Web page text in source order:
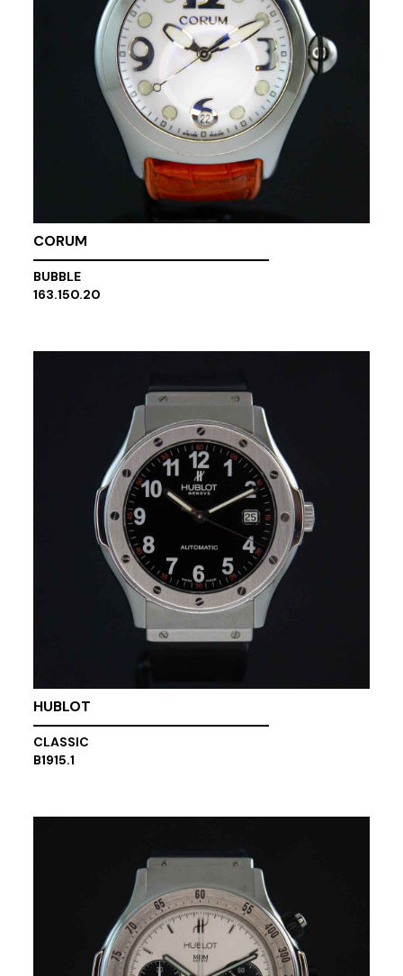
CORUM
BUBBLE
163.150.20
HUBLOT
CLASSIC
B1915.1